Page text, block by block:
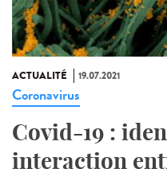
ACTUALITÉ 19.07.2021
Coronavirus
Covid-19 :
interaction